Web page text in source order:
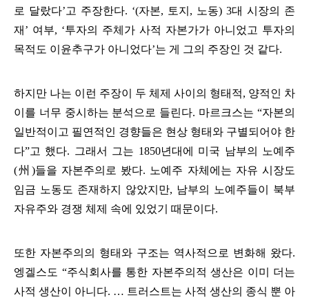
로 달랐다’고 주장한다. ‘(자본, 토지 , 노동) 3대 시장의 존
재 ’ 여부, ‘투자의 주체가 사적 자본가가 아니었고 투자의
목적도 이윤추구가 아니었다’는 게 그의 주장인 것 같다.
하지만 나는 이런 주장이 두 체제 사이의 형태적, 양적인 차
이를 너무 중시하는 분석으로 들린다. 마르크스는“자본의
일반적이고 필연적인 경향들은 현상 형태와 구별되어야 한
다”고 했다. 그래서 그는 1850년대에 미국 남부의 노예주
(州 )들을 자본주의로 봤다. 노예주 자체에는 자유 시장도
임금 노동도 존재하지 않았지만, 남부의 노예주들이 북부
자유주와 경쟁 체제 속에 있었기 때문이다.
또한 자본주의의 형태와 구조는 역사적으로 변화해 왔다.
엥겔스도 “주식회사를 통한 자본주의적 생산은 이미 더는
사적 생산이 아니다. … 트러스트는 사적 생산의 종식 뿐 아